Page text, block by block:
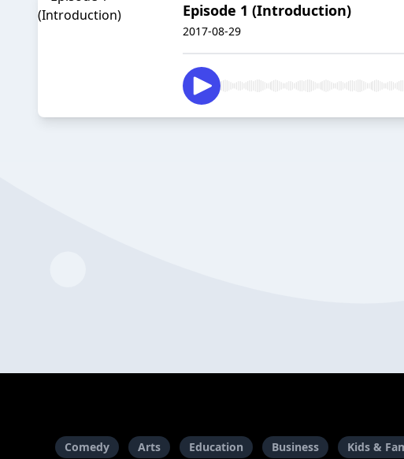
Episode 1 (Introduction)
2017-08-29
Comedy Arts Education Business Kids &